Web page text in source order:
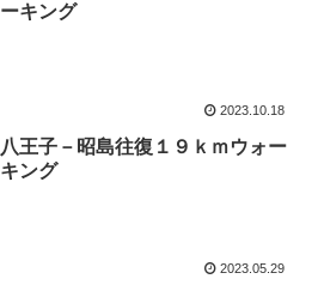
ーキング
2023.10.18
八王子－昭島往復１９ｋｍウォー
キング
2023.05.29